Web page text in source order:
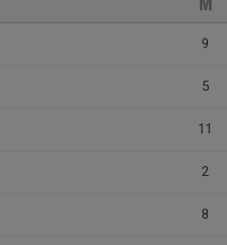
9
5
11
2
8